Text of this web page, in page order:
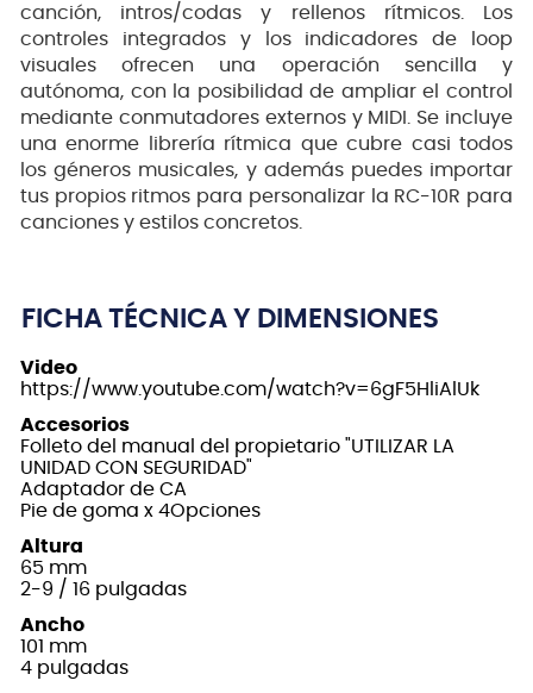
canción, intros/codas y rellenos rítmicos. Los
controles integrados y los indicadores de loop
visuales ofrecen una operación sencilla y
autónoma, con la posibilidad de ampliar el control
mediante conmutadores externos y MIDI. Se incluye
una enorme librería rítmica que cubre casi todos
los géneros musicales, y además puedes importar
tus propios ritmos para personalizar la RC-10R para
canciones y estilos concretos.
FICHA TÉCNICA Y DIMENSIONES
Video
https://www.youtube.com/watch?v=6gF5HliAlUk
Accesorios
Folleto del manual del propietario "UTILIZAR LA
UNIDAD CON SEGURIDAD"
Adaptador de CA
Pie de goma x 4Opciones
Altura
65 mm
2-9 / 16 pulgadas
Ancho
101 mm
4 pulgadas